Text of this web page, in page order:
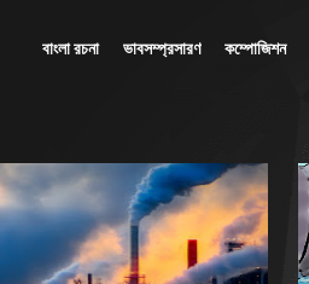
বাংলা রচনা ভাবসম্প্রসারণ কম্পোজিশন